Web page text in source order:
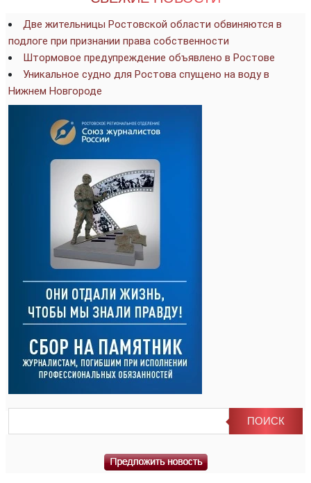
Две жительницы Ростовской области обвиняются в
подлоге при признании права собственности
Штормовое предупреждение объявлено в Ростове
Уникальное судно для Ростова спущено на воду в
Нижнем Новгороде